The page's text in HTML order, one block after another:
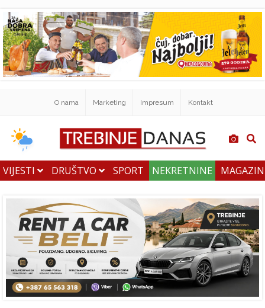
O nama Marketing Impresum Kontakt
VIJESTI DRUŠTVO SPORT NEKRETNINE